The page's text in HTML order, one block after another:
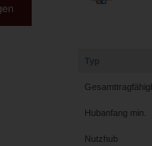
Typ
Hubanfang min.
Nutzhub